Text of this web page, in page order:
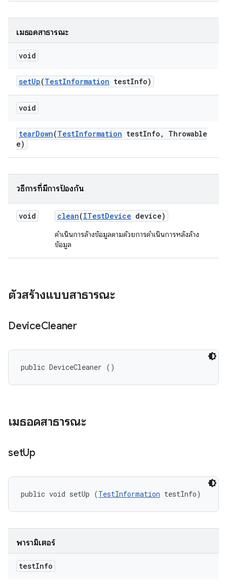
เมธอดสาธารณะ
void
setUp(TestInformation testInfo)
void
tearDown(TestInformation testInfo ,
Throwable
e)
วิธีการที่มีการป้องกัน
void clean(ITestDevice device)
ดำเนินการล้างข้อมูลตามด้วยการดำเนินการหลังล้าง
ข้อมูล
ตัวสร้างแบบสาธารณะ
DeviceCleaner
public DeviceCleaner ()
เมธอดสาธารณะ
setUp
public void setUp (TestInformation testInfo)
พารามิเตอร์
testInfo